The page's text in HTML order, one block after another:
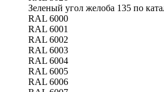
Зеленый угол желоба 135 по
RAL 6000
RAL 6001
RAL 6002
RAL 6003
RAL 6004
RAL 6005
RAL 6006